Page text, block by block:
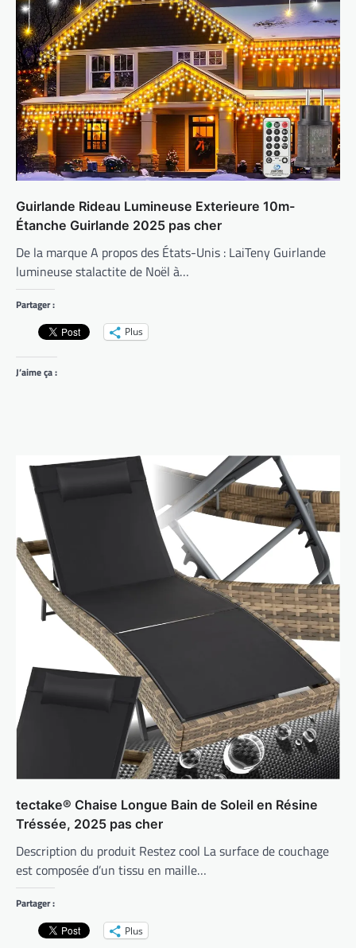
Guirlande Rideau Lumineuse Exterieure 10m-
Étanche Guirlande 2025 pas cher
De la marque A propos des États-Unis : LaiTeny Guirlande
lumineuse stalactite de Noël à…
Partager :
Plus
J’aime ça :
tectake® Chaise Longue Bain de Soleil en Résine
Tréssée, 2025 pas cher
Description du produit Restez cool La surface de couchage
est composée d’un tissu en maille…
Partager :
Plus